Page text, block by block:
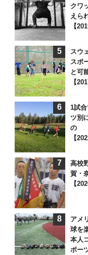
クワ
えら
【
5
スウ
スポ
と可
【
6
1試
ツ別
の
【
7
高校
賀・
【
8
アメ
球を
本人
ポー